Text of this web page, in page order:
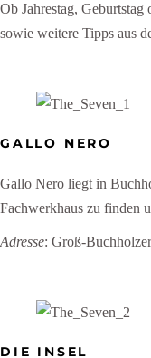
Ob Jahrestag,
sowie weitere Tipps aus
GALLO NERO
Gallo Nero liegt in
Fachwerkhaus zu finden
Adresse: Groß-
DIE INSEL